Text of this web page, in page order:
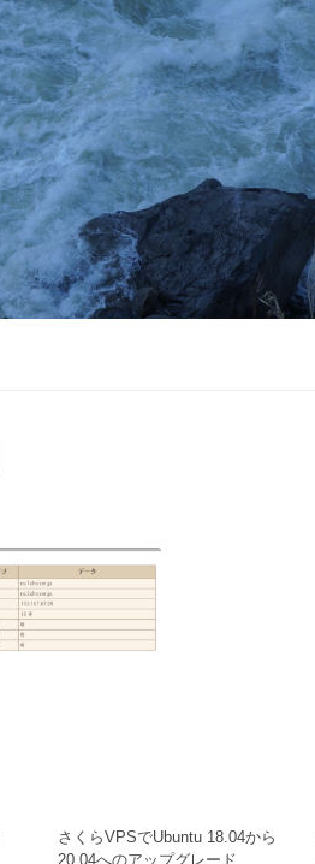
さくらVPSでUbuntu 18.04から
20.04へのアップグレード